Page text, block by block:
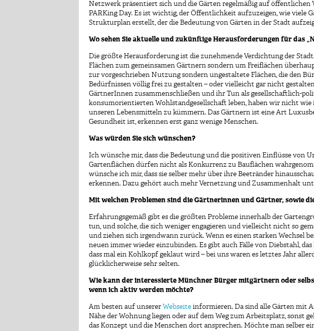
Netzwerk präsentiert sich und die Gärten regelmäßig auf öffentlichen
PARKing Day. Es ist wichtig, der Öffentlichkeit aufzuzeigen, wie viele
Strukturplan erstellt, der die Bedeutung von Gärten in der Stadt
Wo sehen Sie aktuelle und zukünftige Herausforderungen für das
Die größte Herausforderung ist die zunehmende Verdichtung der
Flächen zum gemeinsamen Gärtnern sondern um Freiflächen
zur vorgeschrieben Nutzung sondern ungestaltete Flächen, die den
Bedürfnissen völlig frei zu gestalten – oder vielleicht gar nicht
GärtnerInnen zusammenschließen und ihr Tun als gesellschaftlich-
konsumorientierten Wohlstandgesellschaft leben, haben wir nicht wie
unseren Lebensmitteln zu kümmern. Das Gärtnern ist eine Art
Gesundheit ist, erkennen erst ganz wenige Menschen.
Was würden Sie sich wünschen?
Ich wünsche mir, dass die Bedeutung und die positiven Einflüsse
Gartenflächen dürfen nicht als Konkurrenz zu Bauflächen
wünsche ich mir, dass sie selber mehr über ihre Beetränder
erkennen. Dazu gehört auch mehr Vernetzung und Zusammenhalt
Mit welchen Problemen sind die Gärtnerinnen und Gärtner, sowie
Erfahrungsgemäß gibt es die größten Probleme innerhalb der
tun, und solche, die sich weniger engagieren und vielleicht nicht so
und ziehen sich irgendwann zurück. Wenn es einen starken Wechsel
neuen immer wieder einzubinden. Es gibt auch Fälle von Diebstahl,
dass mal ein Kohlkopf geklaut wird – bei uns waren es letztes Jahr
glücklicherweise sehr selten.
Wie kann der interessierte Münchner Bürger mitgärtnern oder
wenn ich aktiv werden möchte?
Am besten auf unserer Webseite informieren. Da sind alle Gärten mit
Nähe der Wohnung liegen oder auf dem Weg zum Arbeitsplatz, sonst
das Konzept und die Menschen dort ansprechen. Möchte man selber